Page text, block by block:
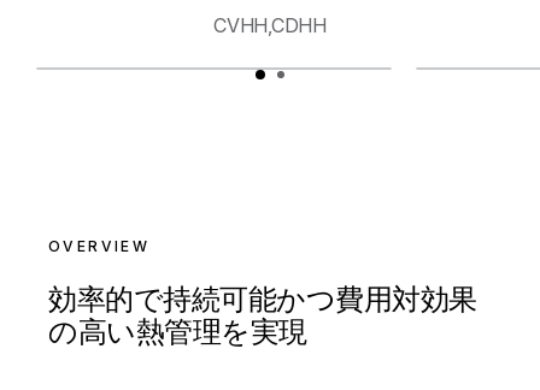
CVHH,CDHH
OVERVIEW
効率的で持続可能かつ費用対効果
の高い熱管理を実現